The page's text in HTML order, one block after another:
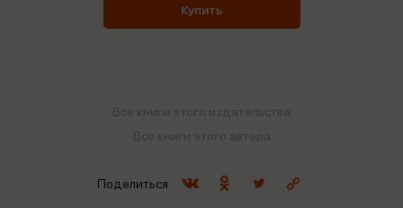
Купить
Поделиться